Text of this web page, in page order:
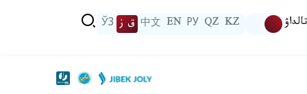
تالداۋ KZ
QZ
РУ
EN
中文 ق ز ЎЗ